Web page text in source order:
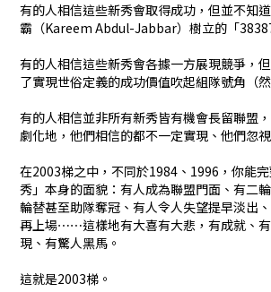
有的人相信這些新秀會取得成功，但並不知
霸（Kareem Abdul-Jabbar）樹立的「
有的人相信這些新秀會各據一方展現競爭，
了實現世俗定義的成功價值吹起組隊號角（
有的人相信並非所有新秀皆有機會長留聯盟
劇化地，他們相信的都不一定實現、他們忽
在2003梯之中，不同於1984、1996，你能
秀」本身的面貌：有人成為聯盟門面、有二
輪替甚至助隊奪冠、有人令人失望提早淡出
再上場⋯⋯這樣地有大喜有大悲，有成就、
現、有驚人黑馬。
這就是2003梯。